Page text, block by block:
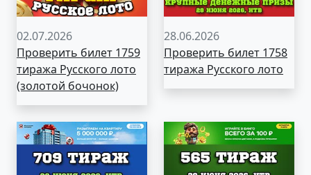
02.07.2026
Проверить билет 1759
тиража Русского лото
(золотой бочонок)
28.06.2026
Проверить билет 1758
тиража Русского лото